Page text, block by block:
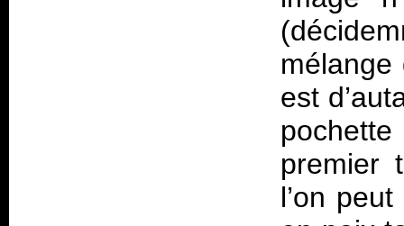
est
premier
l’on